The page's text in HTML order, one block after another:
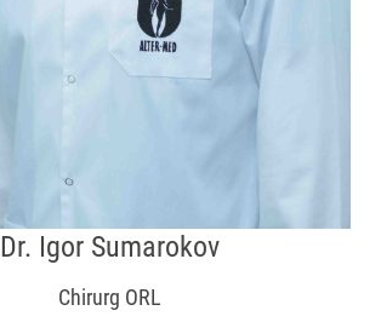
Dr. Igor Sumarokov
Chirurg ORL